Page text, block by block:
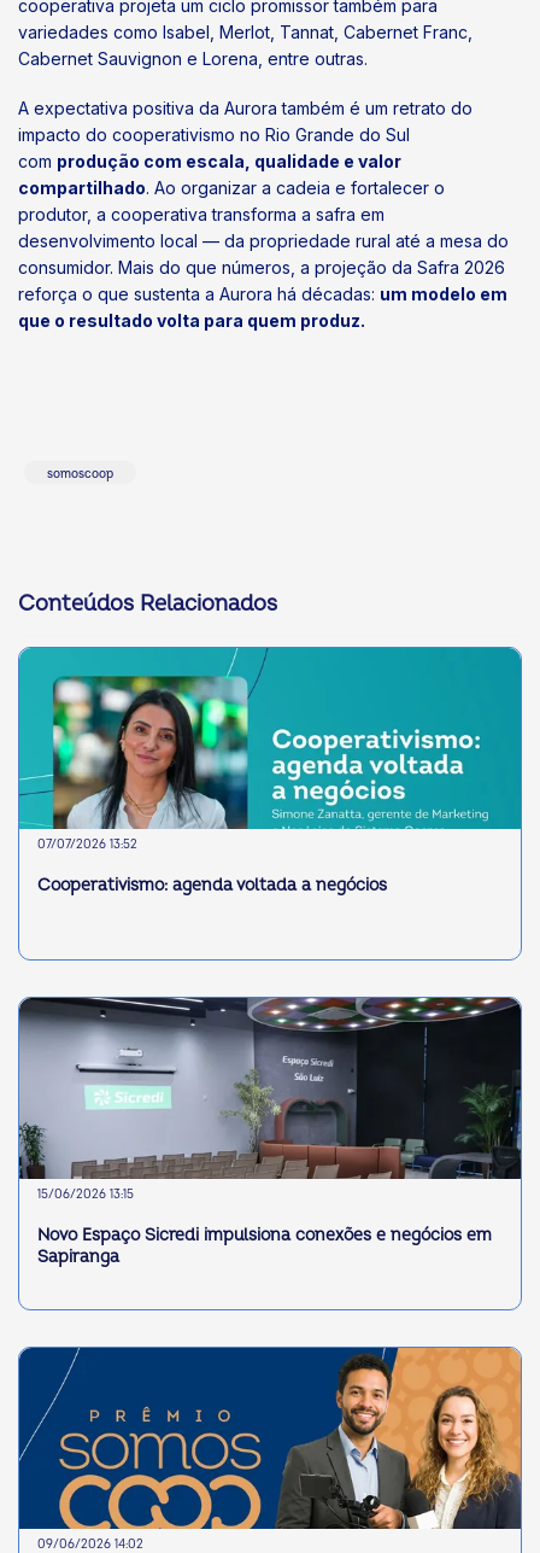
cooperativa projeta um ciclo promissor também para
variedades como Isabel, Merlot, Tannat, Cabernet Franc,
Cabernet Sauvignon e Lorena, entre outras.
A expectativa positiva da Aurora também é um retrato do
impacto do cooperativismo no Rio Grande do Sul
com produção com escala, qualidade e valor
compartilhado. Ao organizar a cadeia e fortalecer o
produtor, a cooperativa transforma a safra em
desenvolvimento local — da propriedade rural até a mesa do
consumidor. Mais do que números, a projeção da Safra 2026
reforça o que sustenta a Aurora há décadas: um modelo em
que o resultado volta para quem produz.
somoscoop
Conteúdos Relacionados
07/07/2026 13:52
Cooperativismo: agenda voltada a negócios
15/06/2026 13:15
Novo Espaço Sicredi impulsiona conexões e negócios em
Sapiranga
09/06/2026 14:02